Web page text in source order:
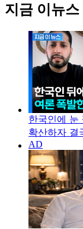
지금 이뉴스
한국인에 눈
확산하자 결